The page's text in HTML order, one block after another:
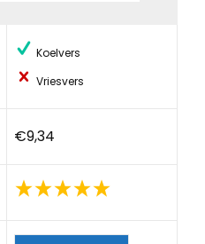
Koelvers
Vriesvers
€9,34